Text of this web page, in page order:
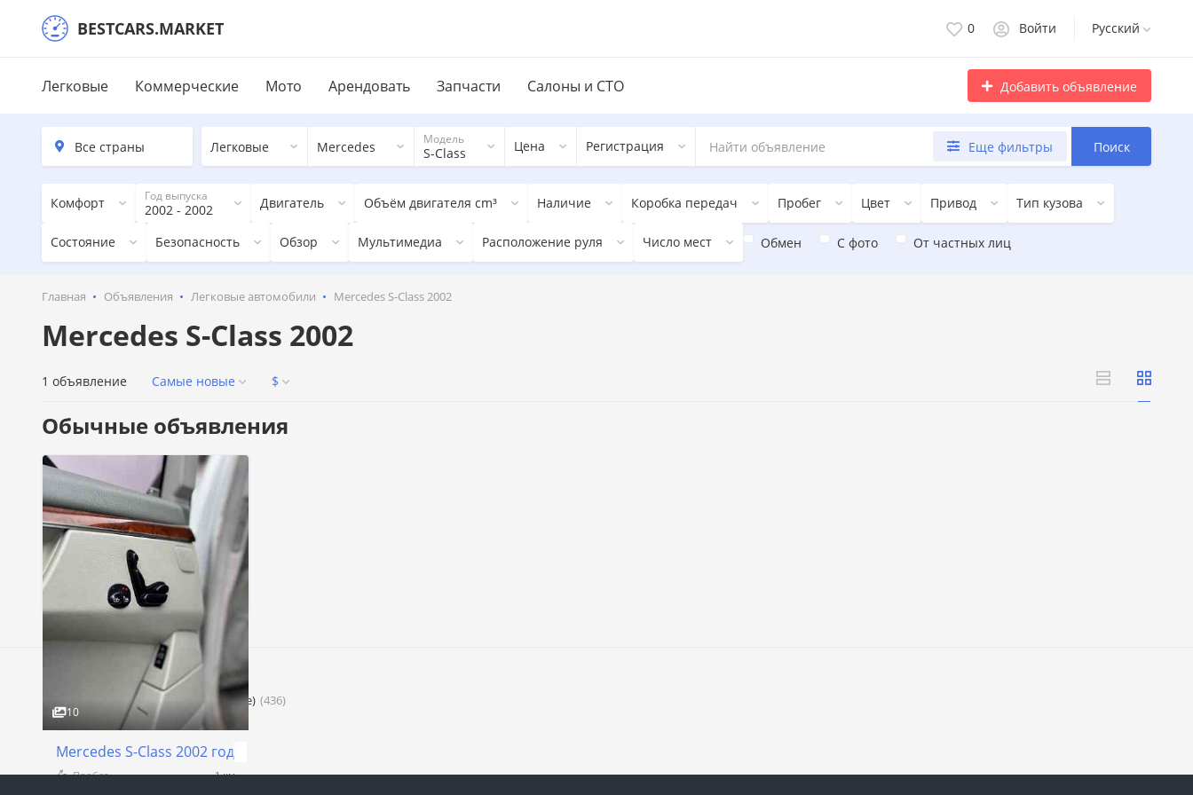
BESTCARS.MARKET 0 Войти Русский
Легковые Коммерческие Мото Арендовать Запчасти Салоны и СТО Добавить объявление
Легковые Mercedes Модель
S-Class Цена Регистрация Еще фильтры Поиск
Комфорт Год выпуска
2002 - 2002 Двигатель Объём двигателя cm³ Наличие Коробка передач Пробег Цвет Привод Тип кузова
Состояние Безопасность Обзор Мультимедиа Расположение руля Число мест Обмен С фото От частных лиц
Главная Объявления Легковые автомобили Mercedes S-Class 2002
Mercedes S-Class 2002
1 объявление Самые новые $
Обычные объявления
10
Mercedes S-Class 2002 год Терновка
Пробег
1 км
Легковые
ПМР (Приднестровье) (436)